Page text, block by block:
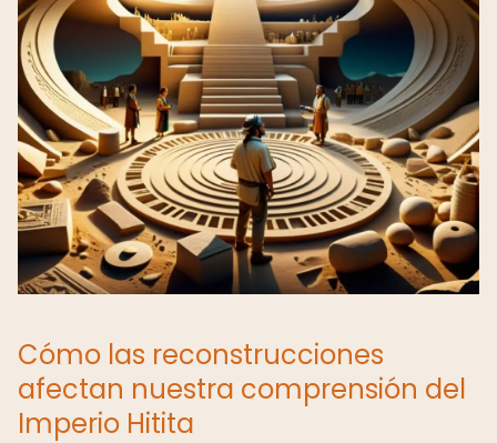
Cómo las reconstrucciones
afectan nuestra comprensión del
Imperio Hitita